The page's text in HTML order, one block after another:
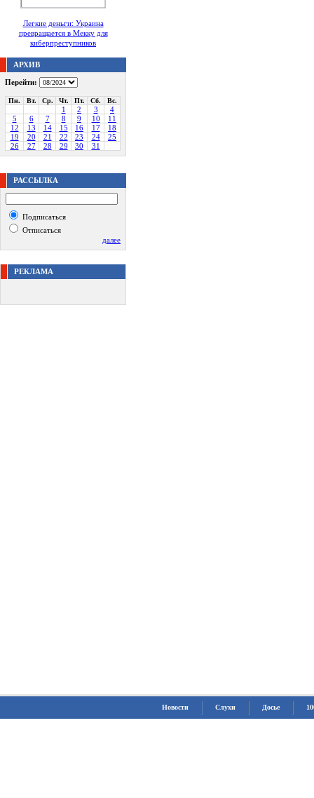
Легкие деньги: Украина
превращается в Мекку для
киберпреступников
АРХИВ
Перейти:
Пн. Вт. Ср. Чт. Пт. Сб. Вс.
1 2 3
4
5
6 7 8 9 10
11
12
13 14 15 16 17
18
19
20 21 22 23 24
25
26
27 28 29 30 31
РАССЫЛКА
Подписаться
Отписаться
далее
РЕКЛАМА
Новости Слухи Досье